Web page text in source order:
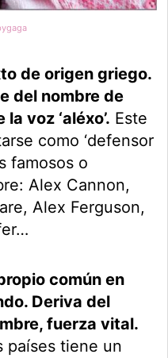
de origen griego.
del nombre de
voz ‘aléxo’. Este
como ‘defensor
famosos o
Alex Cannon,
Alex Ferguson,
común en
Deriva del
fuerza vital.
países tiene un